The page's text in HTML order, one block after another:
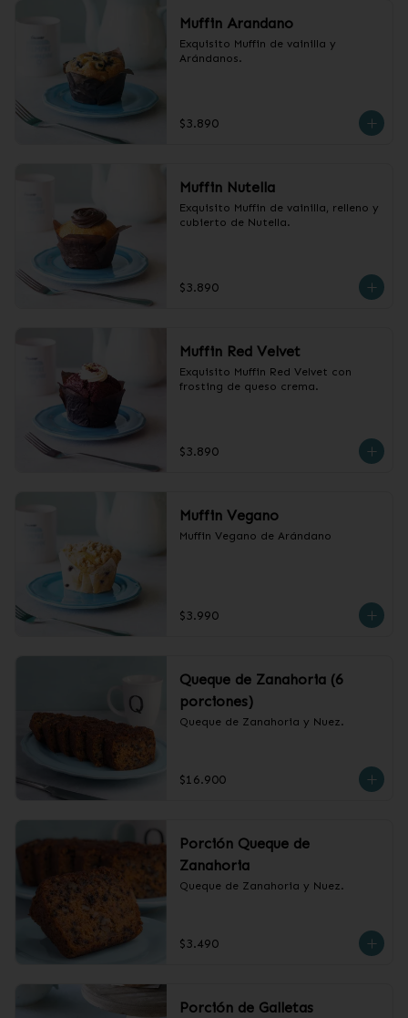
Muffin Arandano
Exquisito Muffin de vainilla y
Arándanos.
$3.890
Muffin Nutella
Exquisito Muffin de vainilla, relleno y
cubierto de Nutella.
$3.890
Muffin Red Velvet
Exquisito Muffin Red Velvet con
frosting de queso crema.
$3.890
Muffin Vegano
Muffin Vegano de Arándano
$3.990
Queque de Zanahoria (6
porciones)
Queque de Zanahoria y Nuez.
$16.900
Porción Queque de
Zanahoria
Queque de Zanahoria y Nuez.
$3.490
Porción de Galletas